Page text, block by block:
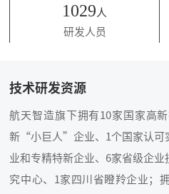
1029 人
研发人员
技术研发资源
航天智造旗下拥有10家国家高
新“小巨人”企业、1个国家认可
业和专精特新企业、6家省级企
究中心、1家四川省瞪羚企业；